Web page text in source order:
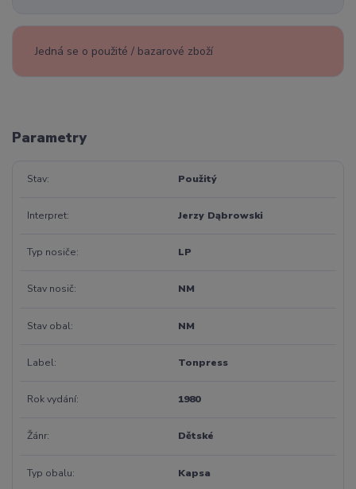
Jedná se o použité / bazarové zboží
Parametry
Stav Použitý
Interpret Jerzy Dąbrowski
Typ nosiče LP
Stav nosič NM
Stav obal NM
Label Tonpress
Rok vydání 1980
Žánr Dětské
Typ obalu Kapsa